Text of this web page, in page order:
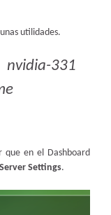
utilidades.
331
que en el Dashboard
Settings.